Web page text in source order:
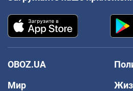
OBOZ.UA
Мир